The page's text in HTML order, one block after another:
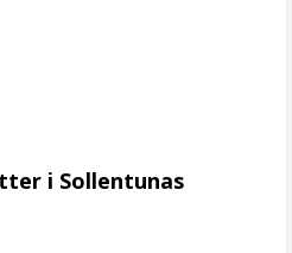
i Sollentunas